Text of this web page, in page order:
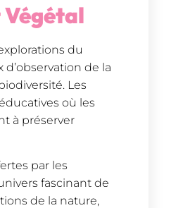
Végétal
du
de la
Les
où les
à préserver
par les
fascinant de
de la nature,